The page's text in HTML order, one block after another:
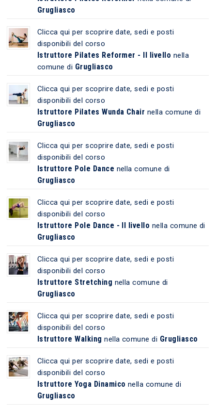
Grugliasco
Clicca qui per scoprire date, sedi e posti
disponibili del corso
Istruttore Pilates Reformer - II livello nella
comune di Grugliasco
Clicca qui per scoprire date, sedi e posti
disponibili del corso
Istruttore Pilates Wunda Chair nella comune di
Grugliasco
Clicca qui per scoprire date, sedi e posti
disponibili del corso
Istruttore Pole Dance nella comune di
Grugliasco
Clicca qui per scoprire date, sedi e posti
disponibili del corso
Istruttore Pole Dance - II livello nella comune di
Grugliasco
Clicca qui per scoprire date, sedi e posti
disponibili del corso
Istruttore Stretching nella comune di
Grugliasco
Clicca qui per scoprire date, sedi e posti
disponibili del corso
Istruttore Walking nella comune di Grugliasco
Clicca qui per scoprire date, sedi e posti
disponibili del corso
Istruttore Yoga Dinamico nella comune di
Grugliasco